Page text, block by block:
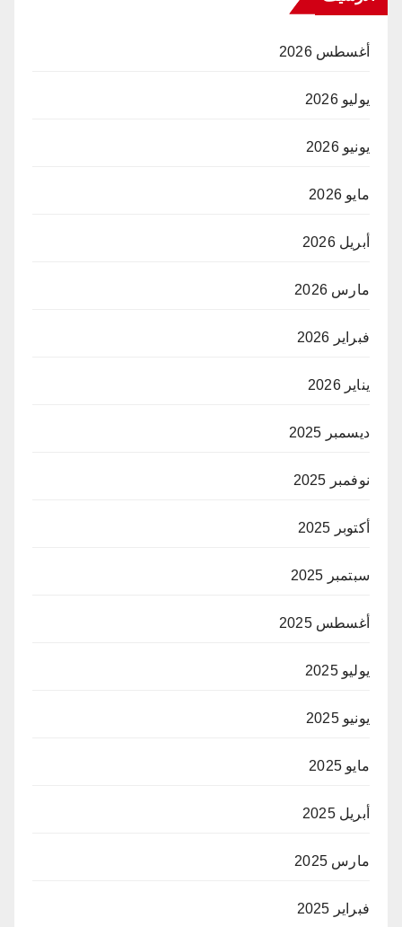
أغسطس 2026
يوليو 2026
يونيو 2026
مايو 2026
أبريل 2026
مارس 2026
فبراير 2026
يناير 2026
ديسمبر 2025
نوفمبر 2025
أكتوبر 2025
سبتمبر 2025
أغسطس 2025
يوليو 2025
يونيو 2025
مايو 2025
أبريل 2025
مارس 2025
فبراير 2025